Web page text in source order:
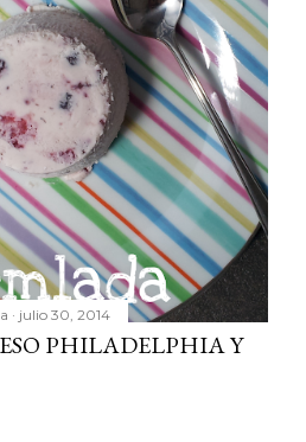
julio 30, 2014
PHILADELPHIA Y